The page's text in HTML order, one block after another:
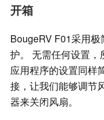
开箱
BougeRV F01采用
护。 无需任何设置，
应用程序的设置同样
接，让我们能够调节
器来关闭风扇。